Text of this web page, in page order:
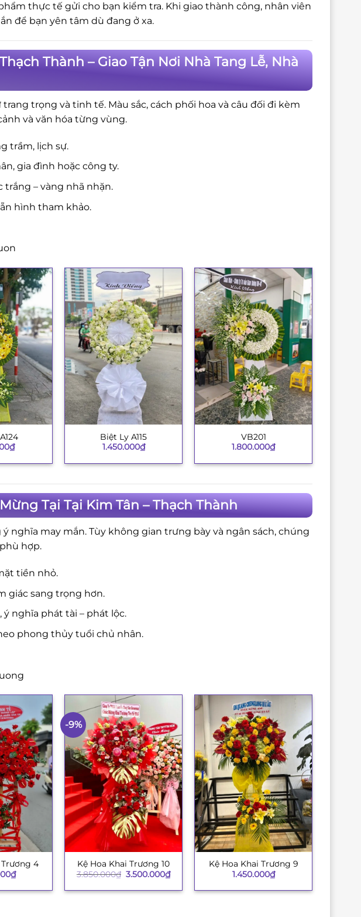
thực tế gửi cho bạn kiểm tra. Khi giao thành công, nhân viên
để bạn yên tâm dù đang ở xa.
Thành – Giao Tận Nơi Nhà Tang Lễ, Nhà
trọng và tinh tế. Màu sắc, cách phối hoa và câu đối đi kèm
và văn hóa từng vùng.
trầm, lịch sự.
gia đình hoặc công ty.
trắng – vàng nhã nhặn.
hình tham khảo.
₫
Biệt Ly A115
1.450.000₫
VB201
1.800.000₫
Tại Tại Kim Tân – Thạch Thành
nghĩa may mắn. Tùy không gian trưng bày và ngân sách, chúng
hợp.
tiền nhỏ.
giác sang trọng hơn.
nghĩa phát tài – phát lộc.
phong thủy tuổi chủ nhân.
Trương 4
₫
-9%
+
Kệ Hoa Khai Trương 10
3.850.000₫ Giá
là:
3.500.000₫Giá
hiện
tại
+
Kệ Hoa Khai Trương 9
1.450.000₫